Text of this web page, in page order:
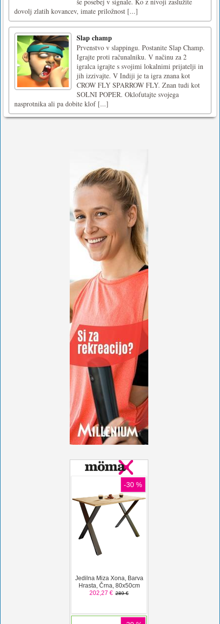
dovolj zlatih kovancev, imate priložnost [...]
Slap champ
Prvenstvo v slappingu. Postanite Slap Champ.
Igrajte proti računalniku. V načinu za 2
igralca igrajte s svojimi lokalnimi prijatelji in
jih izzivajte. V Indiji je ta igra znana kot
CROW FLY SPARROW FLY. Znan tudi kot
SOLNI POPER. Oklofutajte svojega
nasprotnika ali pa dobite klof [...]